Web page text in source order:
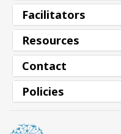
Facilitators
Resources
Contact
Policies